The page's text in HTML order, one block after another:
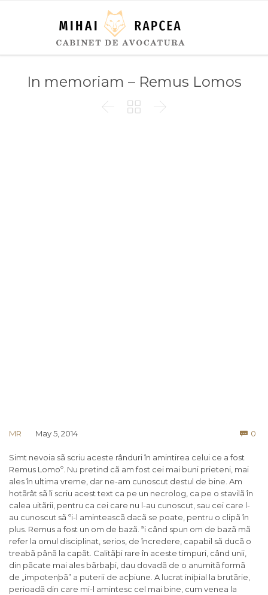
In memoriam – Remus Lomos
  
MR May 5, 2014  0
Simt nevoia sã scriu aceste rânduri în amintirea celui ce a fost
Remus Lomoº. Nu pretind cã am fost cei mai buni prieteni, mai
ales în ultima vreme, dar ne-am cunoscut destul de bine. Am
hotãrât sã îi scriu acest text ca pe un necrolog, ca pe o stavilã în
calea uitãrii, pentru ca cei care nu l-au cunoscut, sau cei care l-
au cunoscut sã ºi-l aminteascã dacã se poate, pentru o clipã în
plus. Remus a fost un om de bazã. ªi când spun om de bazã mã
refer la omul disciplinat, serios, de încredere, capabil sã ducã o
treabã pânã la capãt. Calitãþi rare în aceste timpuri, când unii,
din pãcate mai ales bãrbaþi, dau dovadã de o anumitã formã
de „impotenþã” a puterii de acþiune. A lucrat iniþial la brutãrie,
perioadã din care mi-l amintesc cel mai bine, cum venea la